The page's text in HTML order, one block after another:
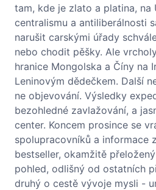
tam, kde je zlato a platina,
centralismu a antiliberálnosti
narušit carskými úřady
nebo chodit pěšky. Ale
hranice Mongolska a Číny na
Leninovým dědečkem. Další
ne objevování. Výsledky
bezohledné zavlažování, a
center. Koncem prosince se
spolupracovníků a informace
bestseller, okamžitě
pohled, odlišný od ostatních
druhý o cestě vývoje mysli -